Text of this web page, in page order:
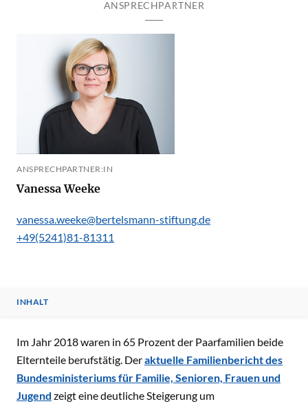
ANSPRECHPARTNER
ANSPRECHPARTNER:IN
Vanessa Weeke
vanessa.weeke@bertelsmann-stiftung.de
+49(5241)81-81311
INHALT
INHALT
Im Jahr 2018 waren in 65 Prozent der Paarfamilien beide
Elternteile berufstätig. Deraktuelle Familienbericht des
Bundesministeriums für Familie, Senioren, Frauen und
Jugend zeigt eine deutliche Steigerung um